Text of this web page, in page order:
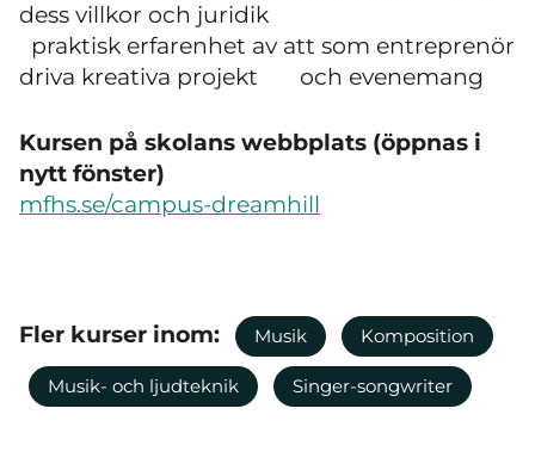
dess villkor och juridik
praktisk erfarenhet av att som entreprenör
driva kreativa projekt och evenemang​​
Kursen på skolans webbplats (öppnas i
nytt fönster)
mfhs.se/campus-dreamhill
Fler kurser inom: Musik Komposition
Musik- och ljudteknik Singer-songwriter